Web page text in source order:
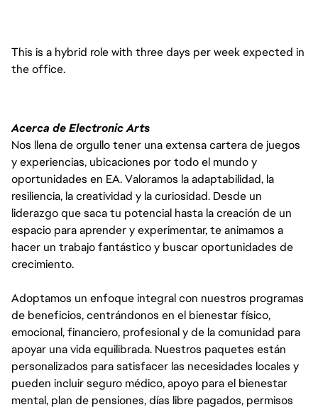
This is a hybrid role with three days per week expected in
the office.
Acerca de Electronic Arts
Nos llena de orgullo tener una extensa cartera de juegos
y experiencias, ubicaciones por todo el mundo y
oportunidades en EA. Valoramos la adaptabilidad, la
resiliencia, la creatividad y la curiosidad. Desde un
liderazgo que saca tu potencial hasta la creación de un
espacio para aprender y experimentar, te animamos a
hacer un trabajo fantástico y buscar oportunidades de
crecimiento.
Adoptamos un enfoque integral con nuestros programas
de beneficios, centrándonos en el bienestar físico,
emocional, financiero, profesional y de la comunidad para
apoyar una vida equilibrada. Nuestros paquetes están
personalizados para satisfacer las necesidades locales y
pueden incluir seguro médico, apoyo para el bienestar
mental, plan de pensiones, días libre pagados, permisos